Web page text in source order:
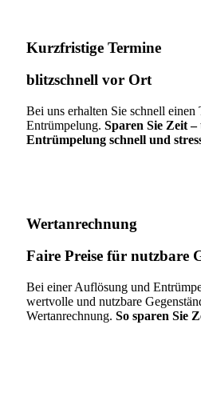
Kurzfristige Termine​
blitzschnell vor Ort
Bei uns erhalten Sie schnell einen
Entrümpelung. Sparen Sie Zeit –
Entrümpelung schnell und
Wertanrechnung
Faire Preise für nutzbare
Bei einer Auflösung und
wertvolle und nutzbare
Wertanrechnung. So sparen Sie